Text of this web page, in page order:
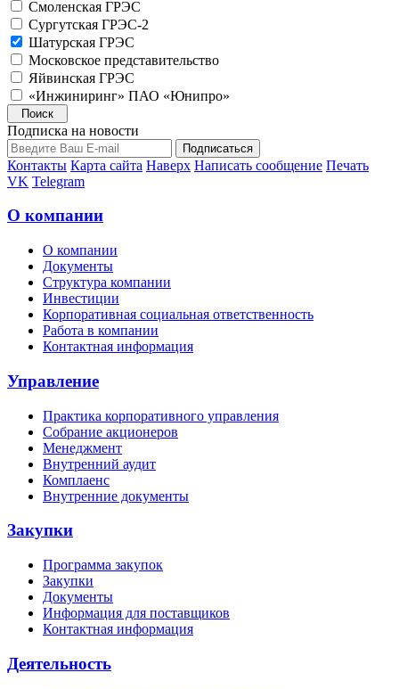
Смоленская ГРЭС
Сургутская ГРЭС-2
Шатурская ГРЭС
Московское представительство
Яйвинская ГРЭС
«Инжиниринг» ПАО «Юнипро»
Подписка на новости
Контакты Карта сайта Наверх Написать сообщение Печать
VK Telegram
О компании
О компании
Документы
Структура компании
Инвестиции
Корпоративная социальная ответственность
Работа в компании
Контактная информация
Управление
Практика корпоративного управления
Собрание акционеров
Менеджмент
Внутренний аудит
Комплаенс
Внутренние документы
Закупки
Программа закупок
Закупки
Документы
Информация для поставщиков
Контактная информация
Деятельность